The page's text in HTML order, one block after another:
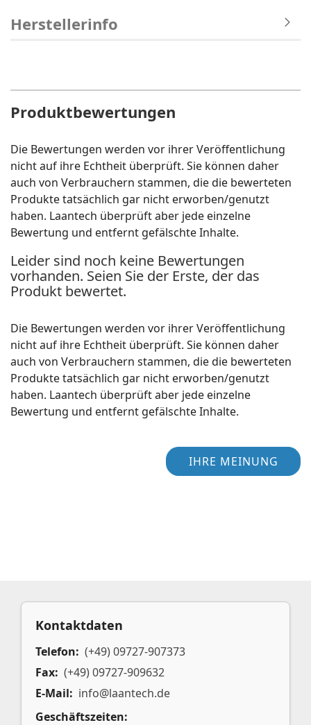
Herstellerinfo
Produktbewertungen
Die Bewertungen werden vor ihrer Veröffentlichung
nicht auf ihre Echtheit überprüft. Sie können daher
auch von Verbrauchern stammen, die die bewerteten
Produkte tatsächlich gar nicht erworben/genutzt
haben. Laantech überprüft aber jede einzelne
Bewertung und entfernt gefälschte Inhalte.
Leider sind noch keine Bewertungen
vorhanden. Seien Sie der Erste, der das
Produkt bewertet.
Die Bewertungen werden vor ihrer Veröffentlichung
nicht auf ihre Echtheit überprüft. Sie können daher
auch von Verbrauchern stammen, die die bewerteten
Produkte tatsächlich gar nicht erworben/genutzt
haben. Laantech überprüft aber jede einzelne
Bewertung und entfernt gefälschte Inhalte.
IHRE MEINUNG
Kontaktdaten
Telefon: (+49) 09727-907373
Fax: (+49) 09727-909632
E-Mail: info@laantech.de
Geschäftszeiten: